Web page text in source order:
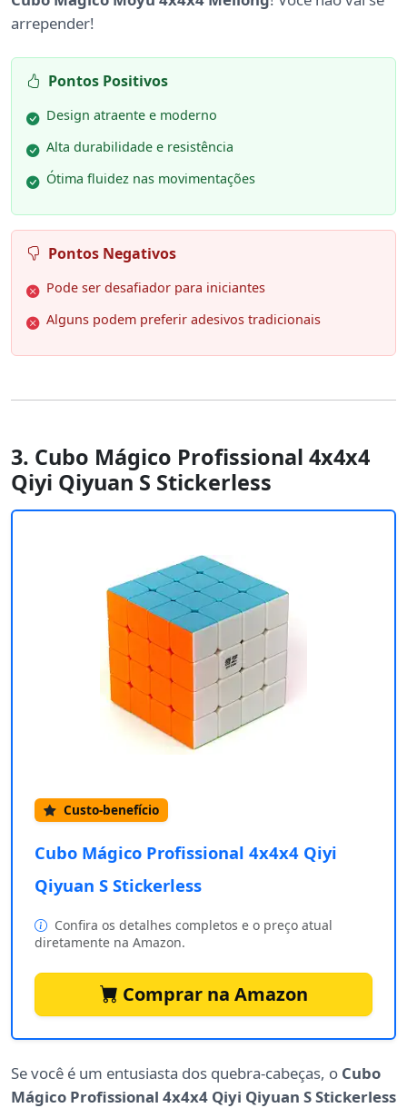
arrepender!
Pontos Positivos
Design atraente e moderno
Alta durabilidade e resistência
Ótima fluidez nas movimentações
Pontos Negativos
Pode ser desafiador para iniciantes
Alguns podem preferir adesivos tradicionais
3. Cubo Mágico Profissional 4x4x4
Qiyi Qiyuan S Stickerless
Custo-benefício
Cubo Mágico Profissional 4x4x4 Qiyi
Qiyuan S Stickerless
Confira os detalhes completos e o preço atual
diretamente na Amazon.
Comprar na Amazon
Se você é um entusiasta dos quebra-cabeças, o Cubo
Mágico Profissional 4x4x4 Qiyi Qiyuan S Stickerless